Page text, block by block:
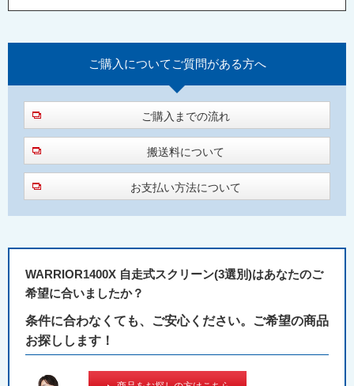
ご購入について ご質問がある方へ
ご購入までの流れ
搬送料について
お支払い方法について
WARRIOR1400X 自走式スクリーン(3選別)はあなたのご
希望に合いましたか？
条件に合わなくても、ご安心ください。ご希望の商品
お探しします！